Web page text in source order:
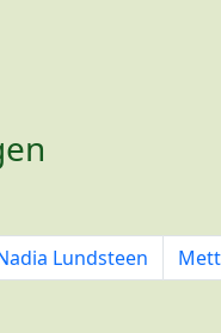
Lundsteen